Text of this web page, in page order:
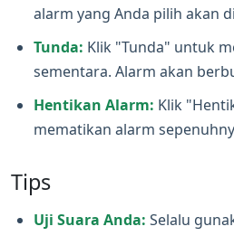
alarm yang Anda pilih akan
Tunda: Klik "Tunda" untuk
sementara. Alarm akan
Hentikan Alarm: Klik
mematikan alarm
Tips
Uji Suara Anda: Selalu